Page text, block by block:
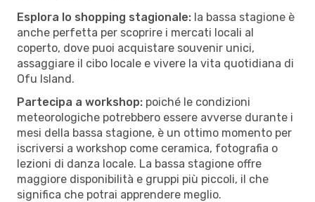
Esplora lo shopping stagionale: la bassa stagione è
anche perfetta per scoprire i mercati locali al
coperto, dove puoi acquistare souvenir unici,
assaggiare il cibo locale e vivere la vita quotidiana di
Ofu Island.
Partecipa a workshop: poiché le condizioni
meteorologiche potrebbero essere avverse durante i
mesi della bassa stagione, è un ottimo momento per
iscriversi a workshop come ceramica, fotografia o
lezioni di danza locale. La bassa stagione offre
maggiore disponibilità e gruppi più piccoli, il che
significa che potrai apprendere meglio.